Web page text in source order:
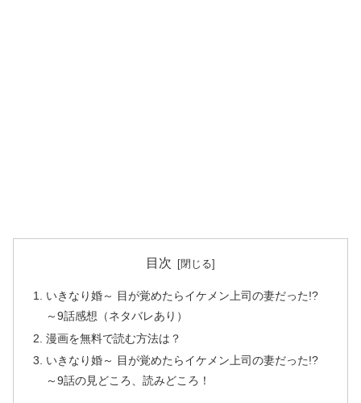
目次
いきなり婚～ 目が覚めたらイケメン上司の妻だった!?
～9話感想（ネタバレあり）
漫画を無料で読む方法は？
いきなり婚～ 目が覚めたらイケメン上司の妻だった!?
～9話の見どころ、読みどころ！